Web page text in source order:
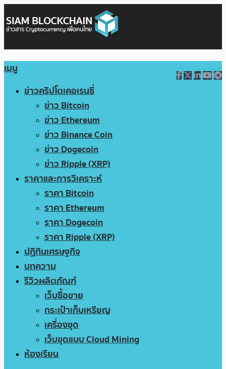
เมนู
ข่าวคริปโตเคอเรนซี่
ข่าว Bitcoin
ข่าว Ethereum
ข่าว Binance Coin
ข่าว Dogecoin
ข่าว Ripple (XRP)
ราคาและการวิเคราะห์
ราคา Bitcoin
ราคา Ethereum
ราคา Dogecoin
ราคา Ripple (XRP)
ปฏิทินเศรษฐกิจ
บทความ
รีวิวผลิตภัณฑ์
เว็บซื้อขาย
กระเป๋าเก็บเหรียญ
เครื่องขุด
เว็บขุดแบบ Cloud Mining
ห้องเรียน